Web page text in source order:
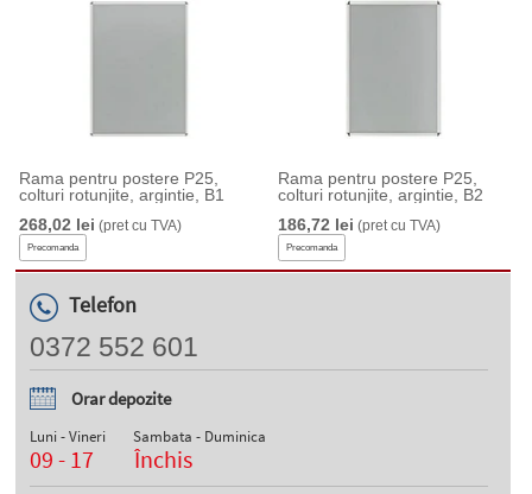
Rama pentru postere P25,
colturi rotunjite, argintie, B1
268,02 lei (pret cu TVA)
Precomanda
Rama pentru postere P25,
colturi rotunjite, argintie, B2
186,72 lei (pret cu TVA)
Precomanda
Telefon
0372 552 601
Orar depozite
Luni - Vineri
09 - 17
Sambata - Duminica
Închis